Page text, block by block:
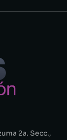
2a. Secc.,